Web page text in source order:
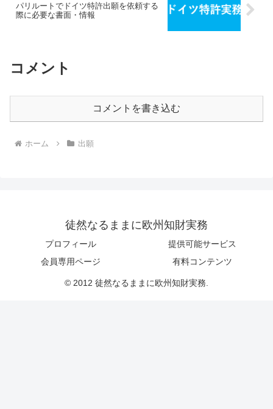
パリルートでドイツ特許出願を依頼する
際に必要な書面・情報
コメント
コメントを書き込む
ホーム 出願
徒然なるままに欧州知財実務
プロフィール
提供可能サービス
会員専用ページ
有料コンテンツ
© 2012 徒然なるままに欧州知財実務.